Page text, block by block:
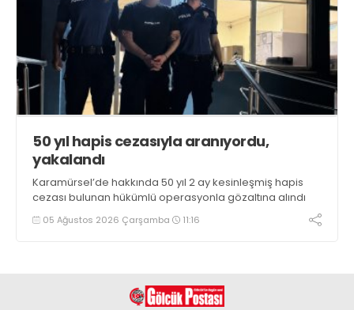
50 yıl hapis cezasıyla aranıyordu,
yakalandı
Karamürsel’de hakkında 50 yıl 2 ay kesinleşmiş hapis
cezası bulunan hükümlü operasyonla gözaltına alındı
05 Ağustos 2026 Çarşamba 11:16